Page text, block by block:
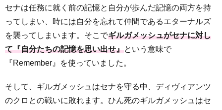
セナは任務に就く前の記憶と自分が歩んだ記憶の両方を持
ってしまい、時には自分を忘れて仲間であるエターナルズ
を襲ってしまいます。そこでギルガメッシュがセナに対し
て『自分たちの記憶を思い出せ』という意味で
『Remember』を使っていました。
そして、ギルガメッシュはセナを守る中、ディヴィアンツ
のクロとの戦いに敗れます。ひん死のギルガメッシュはセ